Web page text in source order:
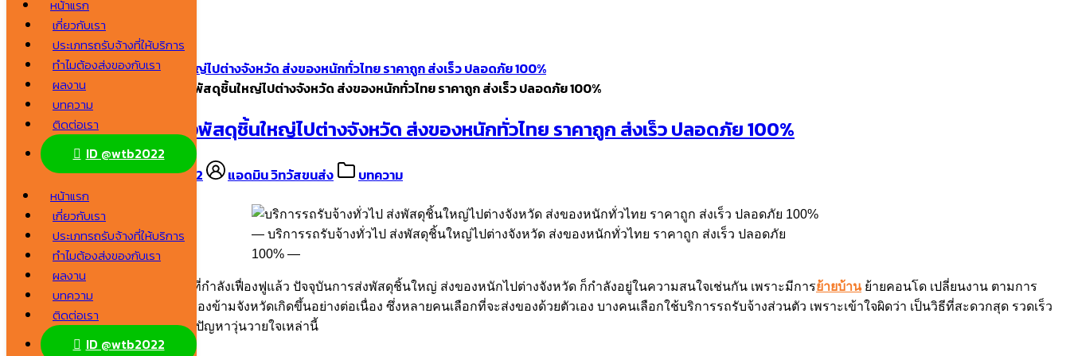
หน้าแรก
เกี่ยวกับเรา
ประเภทรถรับจ้างที่ให้บริการ
ทำไมต้องส่งของกับเรา
ผลงาน
บทความ
ติดต่อเรา
ID @wtb2022
หน้าแรก
เกี่ยวกับเรา
ประเภทรถรับจ้างที่ให้บริการ
ทำไมต้องส่งของกับเรา
ผลงาน
บทความ
ติดต่อเรา
ID @wtb2022
Search
for:
บริการรถรับจ้างทั่วไป ส่งพัสดุชิ้นใหญ่ไปต่างจังหวัด ส่งของหนักทั่วไทย ราคาถูก ส่งเร็ว ปลอดภัย 100%
หน้าแรก /บริการรถรับจ้างทั่วไป ส่งพัสดุชิ้นใหญ่ไปต่างจังหวัด ส่งของหนักทั่วไทย ราคาถูก ส่งเร็ว ปลอดภัย 100%
บริการรถรับจ้างทั่วไป ส่งพัสดุชิ้นใหญ่ไปต่างจังหวัด ส่งของหนักทั่วไทย ราคาถูก ส่งเร็ว ปลอดภัย 100%
2 สิงหาคม 20222 สิงหาคม 2022 แอดมิน วิทวัสขนส่ง บทความ
บริการรถรับจ้างทั่วไป ส่งพัสดุชิ้นใหญ่ไปต่างจังหวัด ส่งของหนักทั่วไทย ราคาถูก ส่งเร็ว ปลอดภัย
100%
นอกจากการส่งสินค้าทางออนไลน์ที่กำลังเฟื่องฟูแล้ว ปัจจุบันการส่งพัสดุชิ้นใหญ่ ส่งของหนักไปต่างจังหวัด ก็กำลังอยู่ในความสนใจเช่นกัน เพราะมีการย้ายบ้านย้ายคอนโด เปลี่ยนงาน ตามการ
ผันแปรทางเศรษฐกิจ ทำให้การส่งของข้ามจังหวัดเกิดขึ้นอย่างต่อเนื่อง ซึ่งหลายคนเลือกที่จะส่งของด้วยตัวเอง บางคนเลือกใช้บริการรถรับจ้างส่วนตัว เพราะเข้าใจผิดว่า เป็นวิธีที่สะดวกสุด รวดเร็ว
ราคาถูกที่สุด แต่ก็อาจต้องเผชิญกับปัญหาวุ่นวายใจเหล่านี้